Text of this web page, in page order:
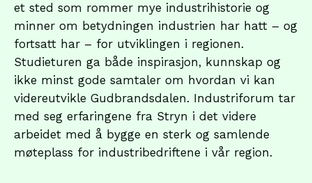
et sted som rommer mye industrihistorie og
minner om betydningen industrien har hatt – og
fortsatt har – for utviklingen i regionen.
Studieturen ga både inspirasjon, kunnskap og
ikke minst gode samtaler om hvordan vi kan
videreutvikle Gudbrandsdalen. Industriforum tar
med seg erfaringene fra Stryn i det videre
arbeidet med å bygge en sterk og samlende
møteplass for industribedriftene i vår region.